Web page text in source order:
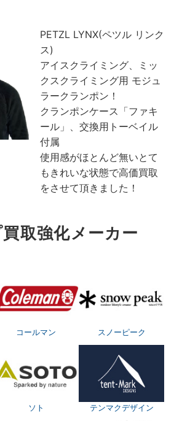
PETZL LYNX(ペツル リンク
ス)
アイスクライミング、ミッ
クスクライミング用 モジュ
ラークランポン！
クランポンケース「ファキ
ール」、交換用トーベイル
付属
使用感がほとんど無いとて
もきれいな状態で高価買取
をさせて頂きました！
取強化メーカー
コールマン スノーピーク
ソト テンマクデザイン